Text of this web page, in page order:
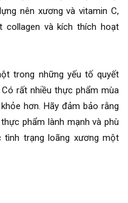
nên xương và vitamin C,
và kích thích hoạt
trong những yếu tố quyết
rất nhiều thực phẩm mùa
hơn. Hãy đảm bảo rằng
phẩm lành mạnh và phù
tình trạng loãng xương một